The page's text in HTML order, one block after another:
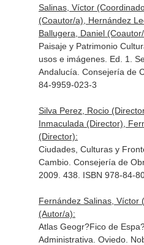
Salinas, Víctor
(Coautor/a), Hernández
Ballugera, Daniel
Paisaje y Patrimonio
usos e imágenes. Ed. 1.
Andalucía. Consejería de
84-9959-023-3
Silva Perez, Rocio
Inmaculada (Director),
(Director):
Ciudades, Culturas y
Cambio. Consejería de
2009. 438. ISBN 978-84-
Fernández Salinas, Víctor
(Autor/a):
Atlas Geogr?Fico de
Administrativa. Oviedo.